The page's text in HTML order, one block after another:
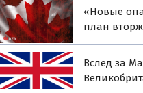
«Новые
план
Вслед за